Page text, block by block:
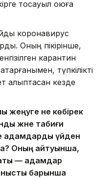
тосқауыл қоюға
коронавирус
Оның пікірінше,
карантин
түпкілікті
кезде
жеңуге не көбірек
және табиғи
адамдарды үйден
Оның айтуынша,
— адамдар
барынша